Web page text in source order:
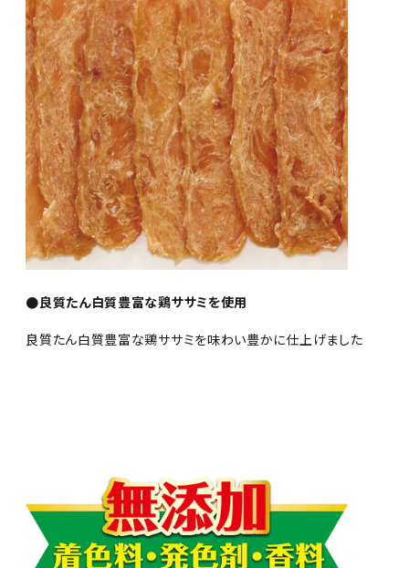
●良質たん白質豊富な鶏ササミを使用
良質たん白質豊富な鶏ササミを味わい豊かに仕上げました